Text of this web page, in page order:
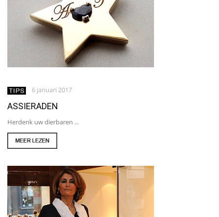
6 januari 2017
ASSIERADEN
Herdenk uw dierbaren ...